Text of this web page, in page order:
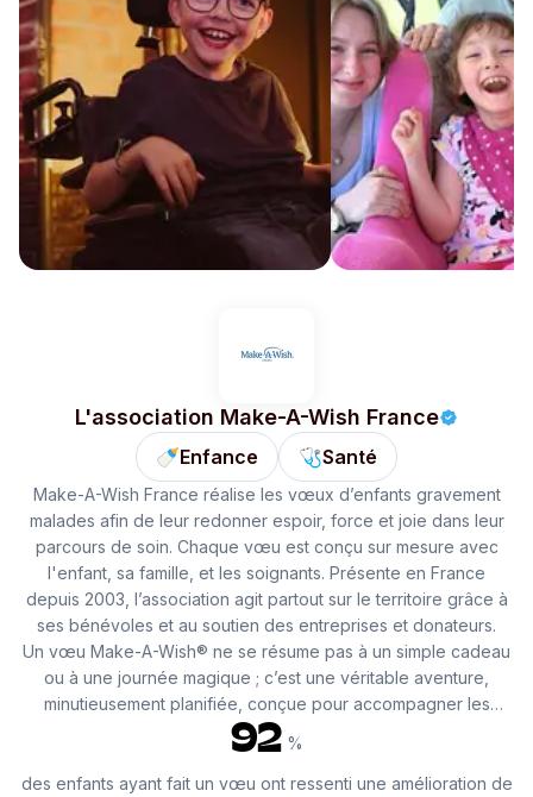
L'association Make-A-Wish France
🍼Enfance 🩺Santé
Make-A-Wish France réalise les vœux d’enfants gravement
malades afin de leur redonner espoir, force et joie dans leur
parcours de soin. Chaque vœu est conçu sur mesure avec
l'enfant, sa famille, et les soignants. Présente en France
depuis 2003, l’association agit partout sur le territoire grâce à
ses bénévoles et au soutien des entreprises et donateurs.
Un vœu Make-A-Wish® ne se résume pas à un simple cadeau
ou à une journée magique ; c’est une véritable aventure,
minutieusement planifiée, conçue pour accompagner les
traitements médicaux souvent lourds. Chaque vœu est une
expression unique de la personnalité de l’enfant.
92 %
des enfants ayant fait un vœu ont ressenti une amélioration de